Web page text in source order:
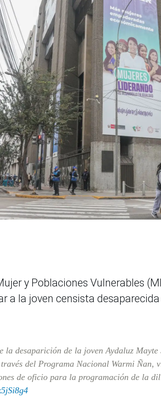
y Poblaciones Vulnerables
a la joven censista
desaparición de la joven Aydaluz Mayte
del Programa Nacional Warmi Ñan,
de oficio para la programación de la